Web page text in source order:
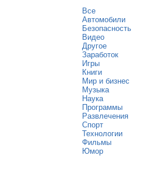
Все
Автомобили
Безопасность
Видео
Другое
Заработок
Игры
Книги
Мир и бизнес
Музыка
Наука
Программы
Развлечения
Спорт
Технологии
Фильмы
Юмор